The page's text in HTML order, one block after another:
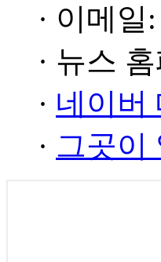
· 이메일:
· 뉴스
· 네이버
· 그곳이